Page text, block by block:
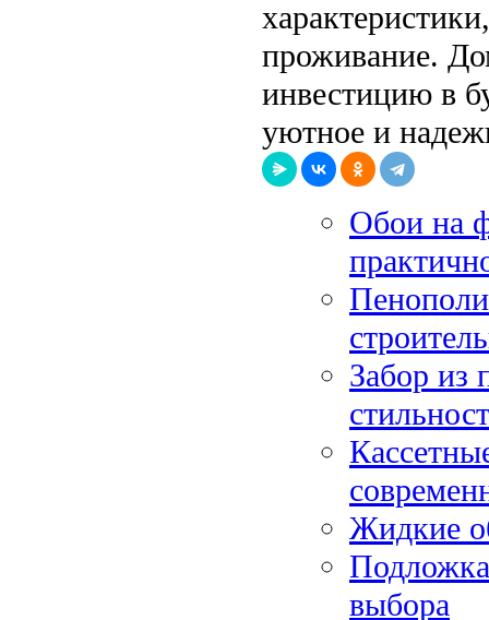
проживание.
инвестицию в
уютное и
Обои на
Забор из
Жидкие
выбора